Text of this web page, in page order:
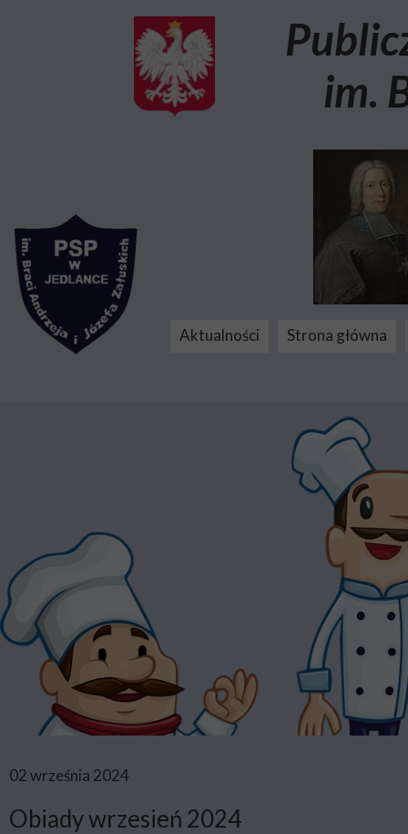
02 września 2024
Obiady wrzesień 2024
Aktualności Strona główna
im.